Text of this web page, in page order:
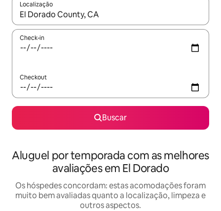
Localização
Quando os resultados estiverem disponíveis, explore-os
Check-in
Checkout
Buscar
Aluguel por temporada com as melhores
avaliações em El Dorado
Os hóspedes concordam: estas acomodações foram
muito bem avaliadas quanto a localização, limpeza e
outros aspectos.